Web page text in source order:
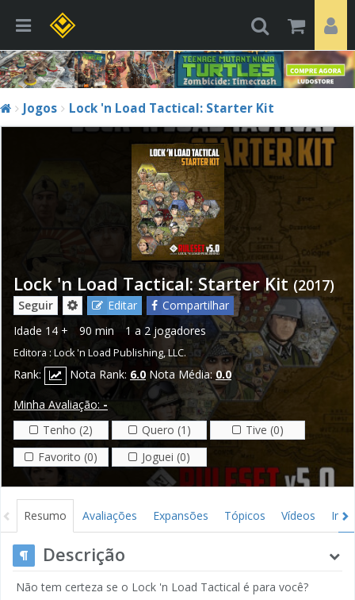
Jogos Lock 'n Load Tactical: Starter Kit
Lock 'n Load Tactical: Starter Kit (2017)
Seguir Editar
Compartilhar
Idade 14 + 90 min 1 a 2 jogadores
Editora : Lock 'n Load Publishing, LLC.
Rank: Nota Rank: 6.0 Nota Média:0.0
Minha Avaliação: -
Tenho (2)
Quero (1)
Tive (0)
Favorito (0)
Joguei (0)
Resumo Avaliações Expansões Tópicos Vídeos
Descrição
Não tem certeza se o Lock 'n Load Tactical é para você?